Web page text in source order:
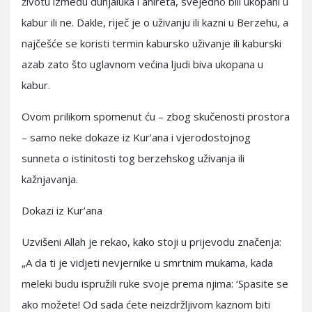
kabur ili ne. Dakle, riječ je o uživanju ili kazni u Berzehu, a
najčešće se koristi termin kabursko uživanje ili kaburski
azab zato što uglavnom većina ljudi biva ukopana u
kabur.
Ovom prilikom spomenut ću – zbog skučenosti prostora
– samo neke dokaze iz Kur’ana i vjerodostojnog
sunneta o istinitosti tog berzehskog uživanja ili
kažnjavanja.
Dokazi iz Kur’ana
Uzvišeni Allah je rekao, kako stoji u prijevodu značenja:
„A da ti je vidjeti nevjernike u smrtnim mukama, kada
meleki budu ispruž‍ili ruke svoje prema njima: ‘Spasite se
ako mož‍ete! Od sada ćete neizdrž‍ljivom kaznom biti